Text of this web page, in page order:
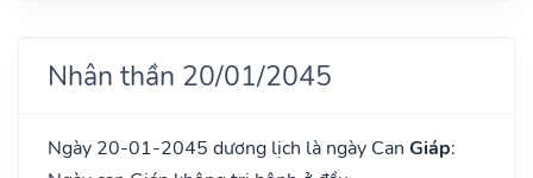
Nhân thần 20/01/2045
Ngày 20-01-2045 dương lịch là ngày Can Giáp: